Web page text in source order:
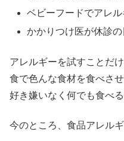
ベビーフードでアレ
かかりつけ医が休診
アレルギーを試すことだ
食で色んな食材を食べさ
好き嫌いなく何でも食べ
今のところ、食品アレル